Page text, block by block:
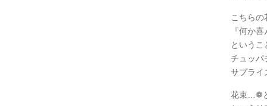
こちらの
『何か
という
チュッパ
サプライ
花束…❁